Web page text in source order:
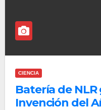
CIENCIA
Batería de
Invención del